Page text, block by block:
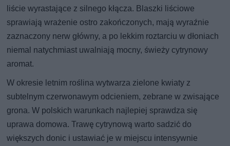
liście wyrastające z silnego kłącza. Blaszki liściowe
sprawiają wrażenie ostro zakończonych, mają wyraźnie
zaznaczony nerw główny, a po lekkim roztarciu w dłoniach
niemal natychmiast uwalniają mocny, świeży cytrynowy
aromat.
W okresie letnim roślina wytwarza zielone kwiaty z
subtelnym czerwonawym odcieniem, zebrane w zwisające
grona. W polskich warunkach najlepiej sprawdza się
uprawa domowa. Trawę cytrynową warto sadzić do
większych donic i ustawiać je w miejscu intensywnie